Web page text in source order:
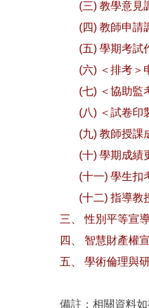
(三) 教學意見
(四) 教師申請
(五) 學期考試
(六) ＜排考＞
(七) ＜協助監
(八) ＜試卷印
(九) 教師授課
(十) 學期成績
(十一) 學生扣
(十二) 指導教
三、 性別平等宣
四、 智慧財產權
五、 學術倫理與
備註：相關資料